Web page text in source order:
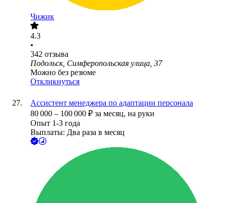
Чижик
4.3
•
342 отзыва
Подольск, Симферопольская улица, 37
Можно без резюме
Откликнуться
Ассистент менеджера по адаптации персонала
80 000 – 100 000 ₽ за месяц, на руки
Опыт 1-3 года
Выплаты: Два раза в месяц